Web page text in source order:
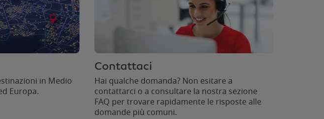
in Medio
Europa.
Contattaci
Hai qualche domanda? Non esitare a
contattarci o a consultare la nostra sezione
FAQ per trovare rapidamente le risposte alle
domande più comuni.